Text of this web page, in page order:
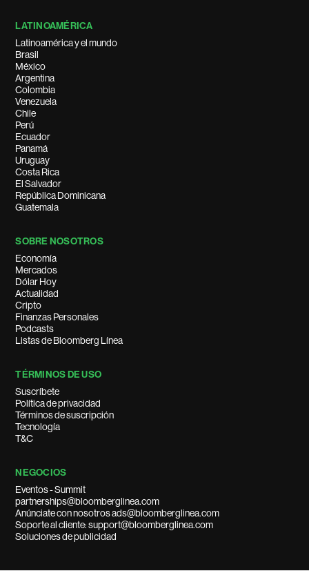
LATINOAMÉRICA
Latinoamérica y el mundo
Brasil
México
Argentina
Colombia
Venezuela
Chile
Perú
Ecuador
Panamá
Uruguay
Costa Rica
El Salvador
República Dominicana
Guatemala
SOBRE NOSOTROS
Economía
Mercados
Dólar Hoy
Actualidad
Cripto
Finanzas Personales
Podcasts
Listas de Bloomberg Línea
TÉRMINOS DE USO
Suscríbete
Política de privacidad
Términos de suscripción
Tecnología
T&C
NEGOCIOS
Eventos - Summit
partnerships@bloomberglinea.com
Anúnciate con nosotros ads@bloomberglinea.com
Soporte al cliente: support@bloomberglinea.com
Soluciones de publicidad